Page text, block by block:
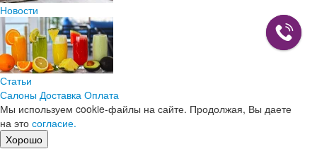
Новости
Статьи
Салоны Доставка Оплата
Мы используем cookie-файлы на сайте. Продолжая, Вы даете
на это согласие.
Хорошо